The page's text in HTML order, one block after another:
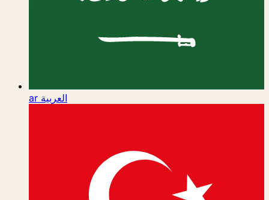
ar العربية